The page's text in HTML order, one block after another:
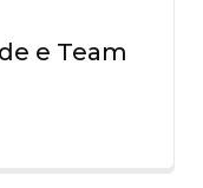
e Team